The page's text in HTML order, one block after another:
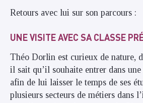
Retours avec lui sur son parcours :
UNE VISITE AVEC SA CLASSE
Théo Dorlin est curieux de nature,
il sait qu’il souhaite entrer dans
afin de lui laisser le temps de ses
plusieurs secteurs de métiers dans